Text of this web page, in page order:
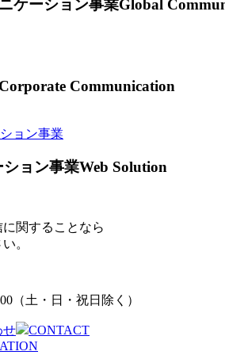
ケーション事業Global
Corporate Communication
ョン事業Web Solution
関することなら
。
（土・日・祝日除く）
せ CONTACT